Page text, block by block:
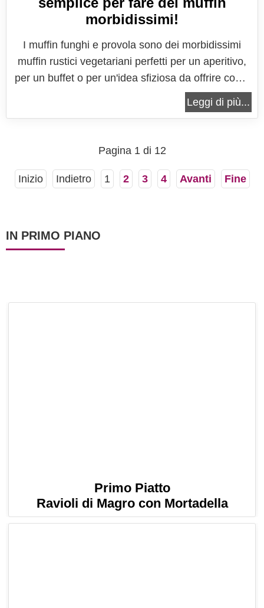
morbidissimi!
I muffin funghi e provola sono dei morbidissimi
muffin rustici vegetariani perfetti per un aperitivo,
per un buffet o per un'idea sfiziosa da offrire come
merenda salata. Come tutti i muffin anche questi
sono facilissimi da preparare, proprio perchè
basterà...
Leggi di più...
Pagina 1 di 12
Inizio Indietro 1 2 3 4 Avanti Fine
IN PRIMO PIANO
Primo Piatto
Ravioli di Magro con Mortadella